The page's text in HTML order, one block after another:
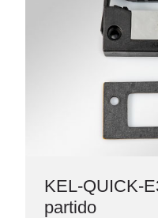
KEL-QUICK-
partido